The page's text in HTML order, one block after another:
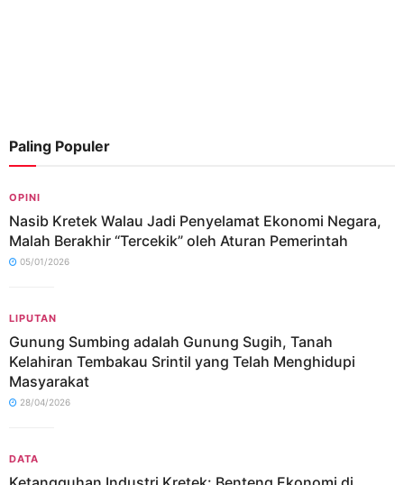
Paling Populer
OPINI
Nasib Kretek Walau Jadi Penyelamat Ekonomi Negara,
Malah Berakhir “Tercekik” oleh Aturan Pemerintah
05/01/2026
LIPUTAN
Gunung Sumbing adalah Gunung Sugih, Tanah
Kelahiran Tembakau Srintil yang Telah Menghidupi
Masyarakat
28/04/2026
DATA